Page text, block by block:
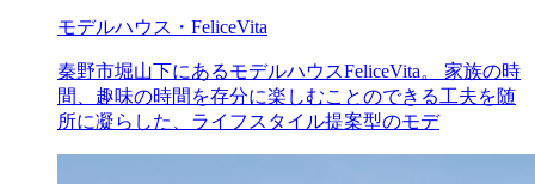
モデルハウス・FeliceVita
秦野市堀山下にあるモデルハウスFeliceVita。 家族の時
間、趣味の時間を存分に楽しむことのできる工夫を随
所に凝らした、ライフスタイル提案型のモデ